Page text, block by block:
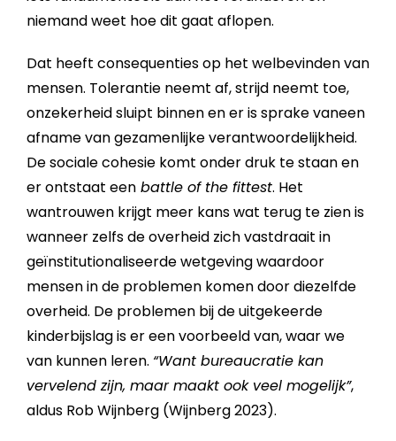
niemand weet hoe dit gaat aflopen.
Dat heeft consequenties op het welbevinden van
mensen. Tolerantie neemt af, strijd neemt toe,
onzekerheid sluipt binnen en er is sprake vaneen
afname van gezamenlijke verantwoordelijkheid.
De sociale cohesie komt onder druk te staan en
er ontstaat een battle of the fittest. Het
wantrouwen krijgt meer kans wat terug te zien is
wanneer zelfs de overheid zich vastdraait in
geïnstitutionaliseerde wetgeving waardoor
mensen in de problemen komen door diezelfde
overheid. De problemen bij de uitgekeerde
kinderbijslag is er een voorbeeld van, waar we
van kunnen leren. “Want bureaucratie kan
vervelend zijn, maar maakt ook veel mogelijk”,
aldus Rob Wijnberg (Wijnberg 2023).